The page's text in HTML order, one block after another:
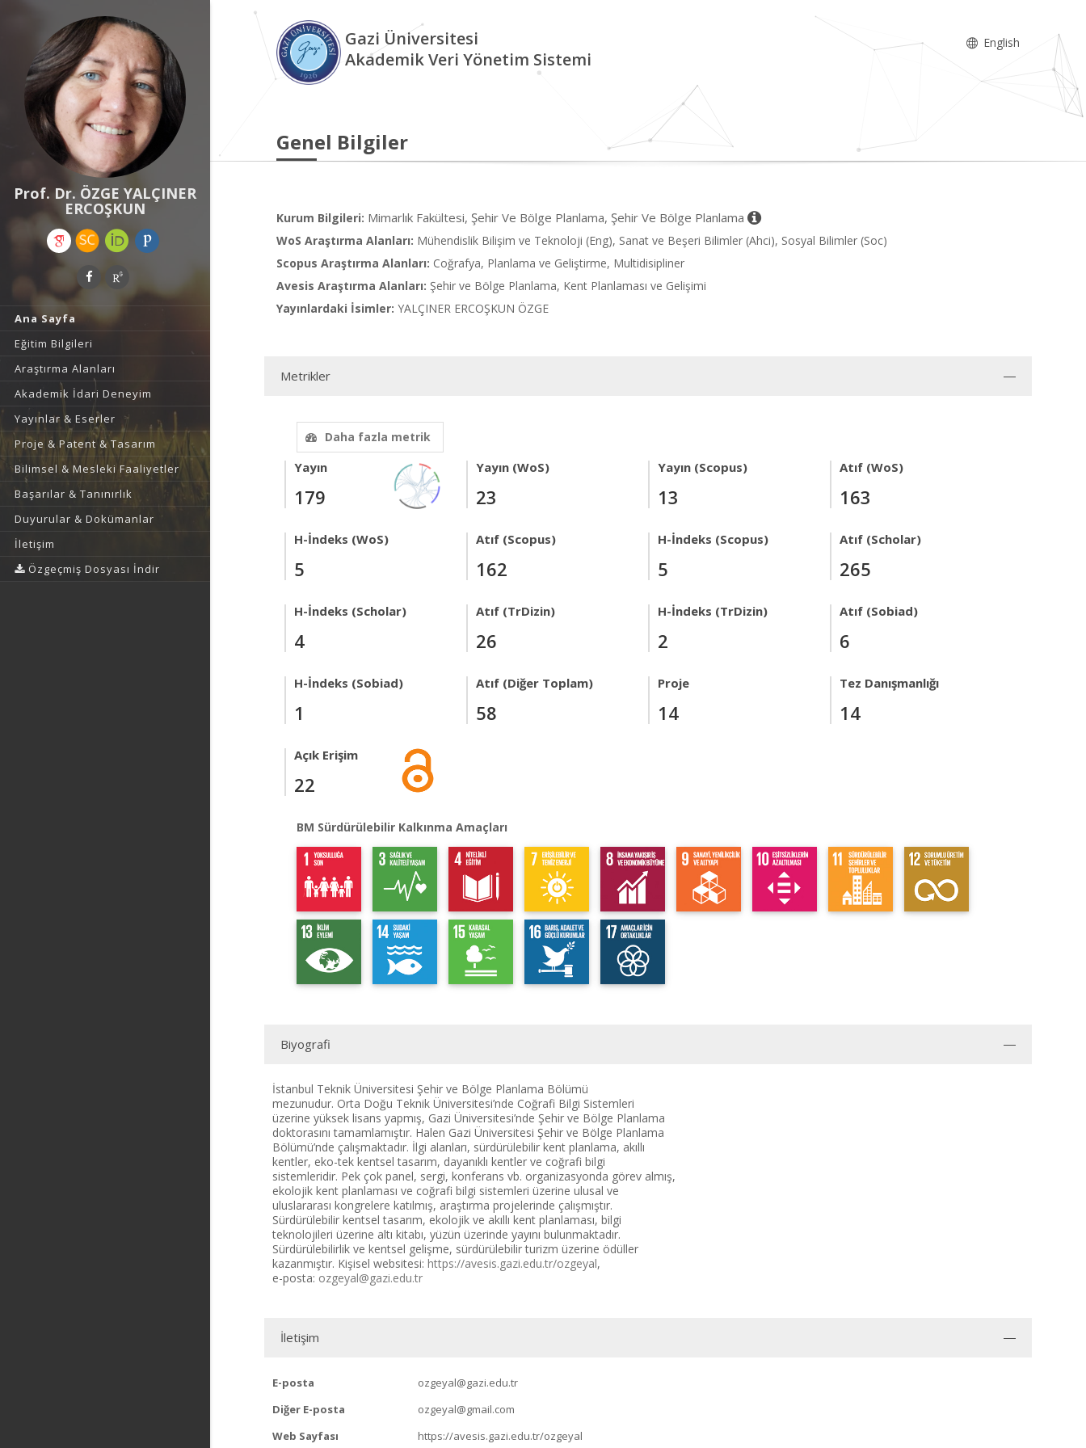
Prof. Dr. ÖZGE YALÇINER
ERCOŞKUN
Ana Sayfa
Eğitim Bilgileri
Araştırma Alanları
Akademik İdari Deneyim
Yayınlar & Eserler
Proje & Patent & Tasarım
Bilimsel & Mesleki Faaliyetler
Başarılar & Tanınırlık
Duyurular & Dokümanlar
İletişim
Özgeçmiş Dosyası İndir
Gazi Üniversitesi
Akademik Veri Yönetim Sistemi
English
Genel Bilgiler
Kurum Bilgileri: Mimarlık Fakültesi, Şehir Ve Bölge Planlama, Şehir Ve Bölge Planlama
WoS Araştırma Alanları: Mühendislik Bilişim ve Teknoloji (Eng), Sanat ve Beşeri Bilimler (Ahci), Sosyal Bilimler (Soc)
Scopus Araştırma Alanları: Coğrafya, Planlama ve Geliştirme, Multidisipliner
Avesis Araştırma Alanları: Şehir ve Bölge Planlama, Kent Planlaması ve Gelişimi
Yayınlardaki İsimler: YALÇINER ERCOŞKUN ÖZGE
Metrikler
Daha fazla metrik
Yayın
179
Yayın (WoS)
23
Yayın (Scopus)
13
Atıf (WoS)
163
H-İndeks (WoS)
5
Atıf (Scopus)
162
H-İndeks (Scopus)
5
Atıf (Scholar)
265
H-İndeks (Scholar)
4
Atıf (TrDizin)
26
H-İndeks (TrDizin)
2
Atıf (Sobiad)
6
H-İndeks (Sobiad)
1
Atıf (Diğer Toplam)
58
Proje
14
Tez Danışmanlığı
14
Açık Erişim
22
BM Sürdürülebilir Kalkınma Amaçları
Biyografi
İstanbul Teknik Üniversitesi Şehir ve Bölge Planlama Bölümü
mezunudur. Orta Doğu Teknik Üniversitesi’nde Coğrafi Bilgi Sistemleri
üzerine yüksek lisans yapmış, Gazi Üniversitesi’nde Şehir ve Bölge Planlama
doktorasını tamamlamıştır. Halen Gazi Üniversitesi Şehir ve Bölge Planlama
Bölümü’nde çalışmaktadır. İlgi alanları, sürdürülebilir kent planlama, akıllı
kentler, eko-tek kentsel tasarım, dayanıklı kentler ve coğrafi bilgi
sistemleridir. Pek çok panel, sergi, konferans vb. organizasyonda görev almış,
ekolojik kent planlaması ve coğrafi bilgi sistemleri üzerine ulusal ve
uluslararası kongrelere katılmış, araştırma projelerinde çalışmıştır.
Sürdürülebilir kentsel tasarım, ekolojik ve akıllı kent planlaması, bilgi
teknolojileri üzerine altı kitabı, yüzün üzerinde yayını bulunmaktadır.
Sürdürülebilirlik ve kentsel gelişme, sürdürülebilir turizm üzerine ödüller
kazanmıştır. Kişisel websitesi: https://avesis.gazi.edu.tr/ozgeyal,
e-posta: ozgeyal@gazi.edu.tr
İletişim
E-posta
ozgeyal@gazi.edu.tr
Diğer E-posta
ozgeyal@gmail.com
Web Sayfası
https://avesis.gazi.edu.tr/ozgeyal